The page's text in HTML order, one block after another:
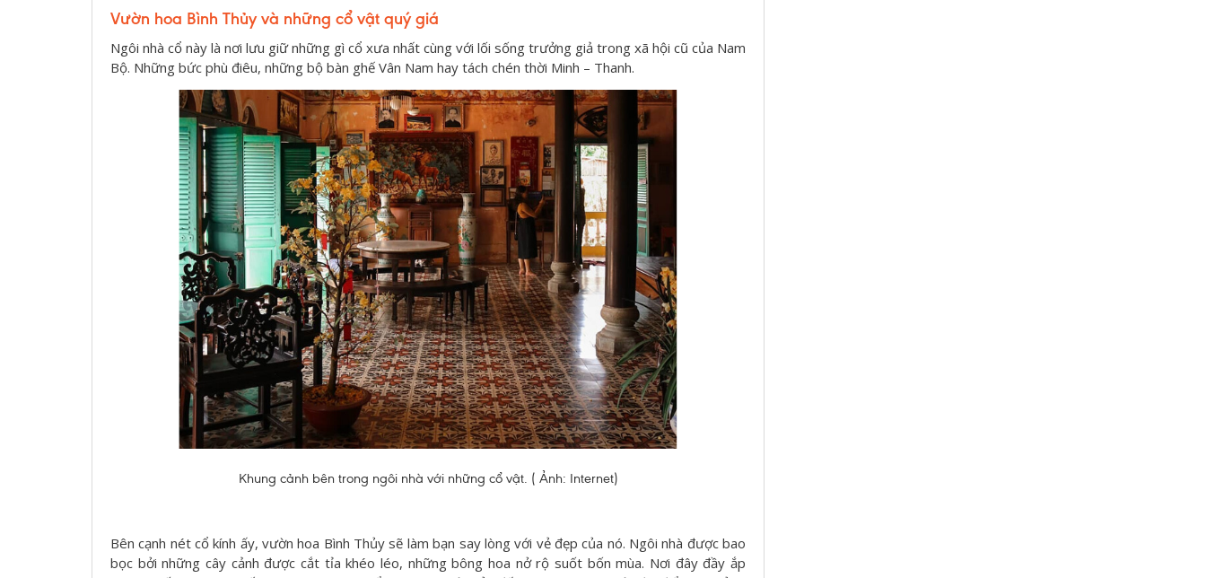
Vườn hoa Bình Thủy và những cổ vật quý giá
Ngôi nhà cổ này là nơi lưu giữ những gì cổ xưa nhất cùng với lối sống trưởng giả trong xã hội cũ của Nam
Bộ. Những bức phù điêu, những bộ bàn ghế Vân Nam hay tách chén thời Minh – Thanh.
Khung cảnh bên trong ngôi nhà với những cổ vật. ( Ảnh: Internet)
Bên cạnh nét cổ kính ấy, vườn hoa Bình Thủy sẽ làm bạn say lòng với vẻ đẹp của nó. Ngôi nhà được bao
bọc bởi những cây cảnh được cắt tỉa khéo léo, những bông hoa nở rộ suốt bốn mùa. Nơi đây đầy ắp